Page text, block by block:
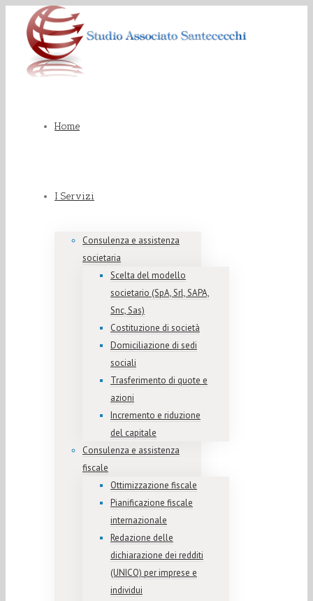
Home
I Servizi
Consulenza e assistenza
societaria
Scelta del modello
societario (SpA, Srl, SAPA,
Snc, Sas)
Costituzione di società
Domiciliazione di sedi
sociali
Trasferimento di quote e
azioni
Incremento e riduzione
del capitale
Consulenza e assistenza
fiscale
Ottimizzazione fiscale
Pianificazione fiscale
internazionale
Redazione delle
dichiarazione dei redditi
(UNICO) per imprese e
individui